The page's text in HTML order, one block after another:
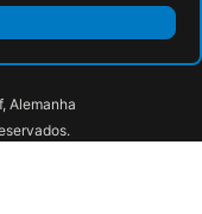
Alemanha